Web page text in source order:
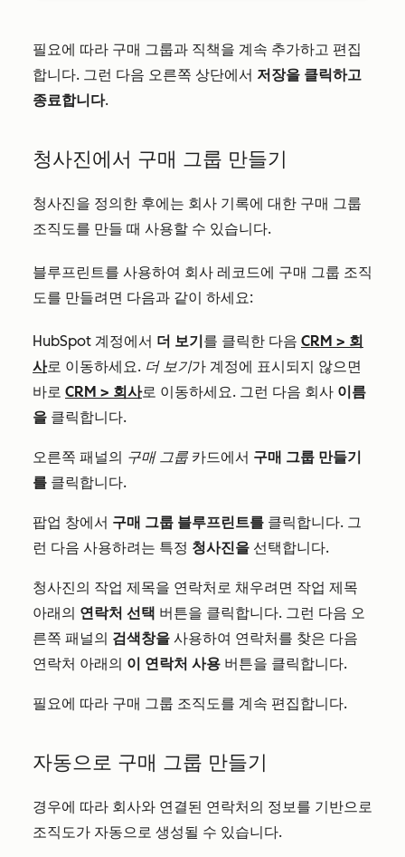
필요에 따라 구매 그룹과 직책을 계속 추가하고 편집
합니다. 그런 다음 오른쪽 상단에서 저장을 클릭하고
종료합니다.
청사진에서 구매 그룹 만들기
청사진을 정의한 후에는 회사 기록에 대한 구매 그룹
조직도를 만들 때 사용할 수 있습니다.
블루프린트를 사용하여 회사 레코드에 구매 그룹 조직
도를 만들려면 다음과 같이 하세요:
HubSpot 계정에서 더 보기 를 클릭한 다음 CRM > 회
사로 이동하세요. 더 보기가 계정에 표시되지 않으면
바로 CRM > 회사로 이동하세요. 그런 다음 회사 이름
을 클릭합니다.
오른쪽 패널의 구매 그룹 카드에서 구매 그룹 만들기
를 클릭합니다.
팝업 창에서 구매 그룹 블루프린트를 클릭합니다. 그
런 다음 사용하려는 특정 청사진을 선택합니다.
청사진의 작업 제목을 연락처로 채우려면 작업 제목
아래의 연락처 선택 버튼을 클릭합니다. 그런 다음 오
른쪽 패널의 검색창을 사용하여 연락처를 찾은 다음
연락처 아래의 이 연락처 사용 버튼을 클릭합니다.
필요에 따라 구매 그룹 조직도를 계속 편집합니다.
자동으로 구매 그룹 만들기
경우에 따라 회사와 연결된 연락처의 정보를 기반으로
조직도가 자동으로 생성될 수 있습니다.